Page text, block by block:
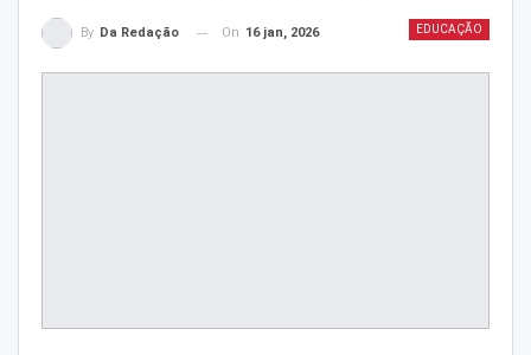
EDUCAÇÃO
By Da Redação On 16 jan, 2026